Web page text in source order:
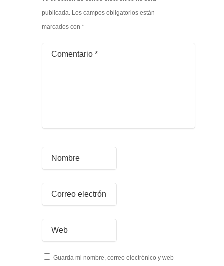
publicada. Los campos obligatorios están
marcados con *
Guarda mi nombre, correo electrónico y web